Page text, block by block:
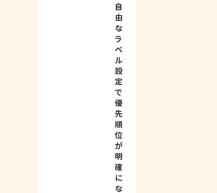
自
由
な
ラ
ベ
ル
設
定
で
優
先
順
位
が
明
確
に
な